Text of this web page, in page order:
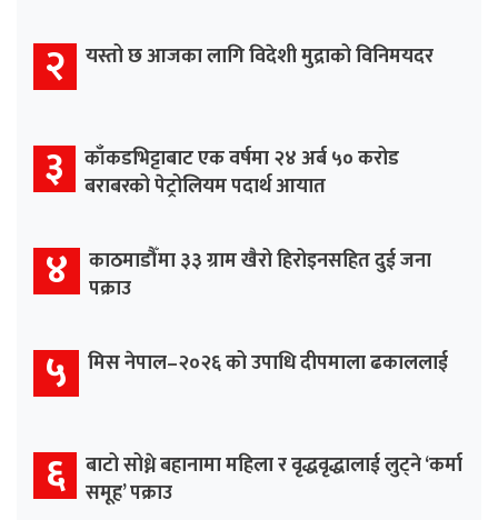
२ यस्तो छ आजका लागि विदेशी मुद्राको विनिमयदर
३ काँकडभिट्टाबाट एक वर्षमा २४ अर्ब ५० करोड
बराबरको पेट्रोलियम पदार्थ आयात
४ काठमाडौँमा ३३ ग्राम खैरो हिरोइनसहित दुई जना
पक्राउ
५ मिस नेपाल–२०२६ को उपाधि दीपमाला ढकाललाई
६ बाटो सोध्ने बहानामा महिला र वृद्धवृद्धालाई लुट्ने ‘कर्मा
समूह’ पक्राउ